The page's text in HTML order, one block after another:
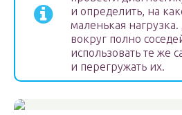
и определить, на
маленькая
вокруг полно
использовать те же
и перегружать их.